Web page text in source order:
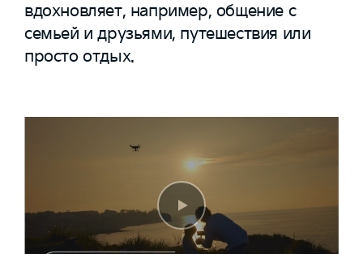
вдохновляет, например, общение с
семьей и друзьями, путешествия или
просто отдых.